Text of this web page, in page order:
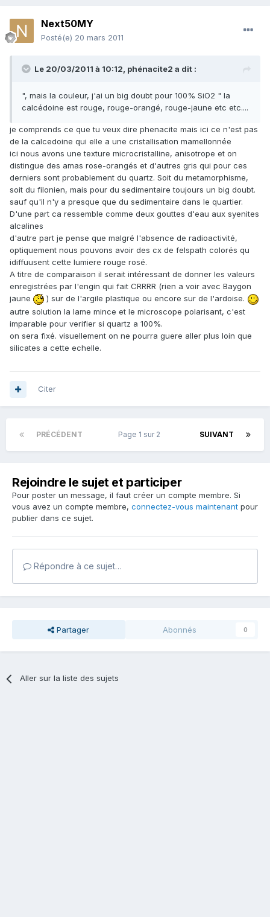
Next50MY
Posté(e) 20 mars 2011
Le 20/03/2011 à 10:12, phénacite2 a dit :
", mais la couleur, j'ai un big doubt pour 100% SiO2 " la
calcédoine est rouge, rouge-orangé, rouge-jaune etc etc....
je comprends ce que tu veux dire phenacite mais ici ce n'est pas
de la calcedoine qui elle a une cristallisation mamellonnée
ici nous avons une texture microcristalline, anisotrope et on
distingue des amas rose-orangés et d'autres gris qui pour ces
derniers sont probablement du quartz. Soit du metamorphisme,
soit du filonien, mais pour du sedimentaire toujours un big doubt.
sauf qu'il n'y a presque que du sedimentaire dans le quartier.
D'une part ca ressemble comme deux gouttes d'eau aux syenites
alcalines
d'autre part je pense que malgré l'absence de radioactivité,
optiquement nous pouvons avoir des cx de felspath colorés qu
idiffuusent cette lumiere rouge rosé.
A titre de comparaison il serait intéressant de donner les valeurs
enregistrées par l'engin qui fait CRRRR (rien a voir avec Baygon
jaune
) sur de l'argile plastique ou encore sur de l'ardoise.
autre solution la lame mince et le microscope polarisant, c'est
imparable pour verifier si quartz a 100%.
on sera fixé. visuellement on ne pourra guere aller plus loin que
silicates a cette echelle.
Citer
PRÉCÉDENT SUIVANT
Page 1 sur 2
Rejoindre le sujet et participer
Pour poster un message, il faut créer un compte membre. Si
vous avez un compte membre, connectez-vous maintenant pour
publier dans ce sujet.
Répondre à ce sujet…
Partager Abonnés 0
Aller sur la liste des sujets